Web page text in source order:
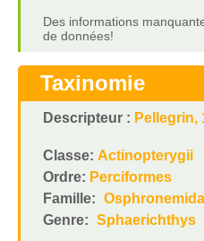
Des informations
de données!
Taxinomie
Descripteur : Pellegrin,
Classe: Actinopterygii
Ordre: Perciformes
Famille:
Genre: Sphaerichthys